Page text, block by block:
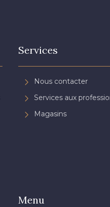
Services
Nous contacter
Services aux
Magasins
Menu